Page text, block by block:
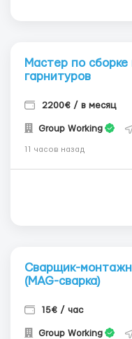
Мастер по сборке
гарнитуров
2200€ / в месяц
Group Working
11 часов назад
Сварщик-
(MAG-сварка)
15€ / час
Group Working